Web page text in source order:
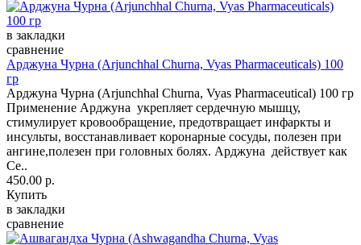
в закладки
сравнение
Арджуна Чурна (Arjunchhal Churna, Vyas Pharmaceuticals) 100
гр
Арджуна Чурна (Arjunchhal Churna, Vyas Pharmaceutical) 100 гр
Применение Арджуна укрепляет сердечную мышцу,
стимулирует кровообращение, предотвращает инфаркты и
инсульты, восстанавливает коронарные сосуды, полезен при
ангине,полезен при головных болях. Арджуна действует как
Се..
450.00 р.
Купить
в закладки
сравнение